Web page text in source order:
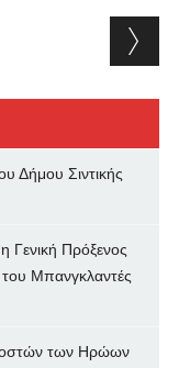
Δήμου Σιντικής
Γενική Πρόξενος
του Μπανγκλαντές
oστών των Ηρώων